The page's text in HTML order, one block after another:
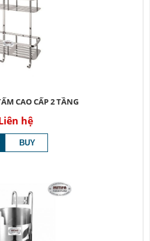
CAO CẤP 2 TẦNG
hệ